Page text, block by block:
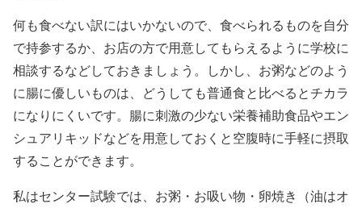
何も食べない訳にはいかないので、食べられるものを自分
で持参するか、お店の方で用意してもらえるように学校に
相談するなどしておきましょう。しかし、お粥などのよう
に腸に優しいものは、どうしても普通食と比べるとチカラ
になりにくいです。腸に刺激の少ない栄養補助食品やエン
シュアリキッドなどを用意しておくと空腹時に手軽に摂取
することができます。
私はセンター試験では、お粥・お吸い物・卵焼き（油はオ